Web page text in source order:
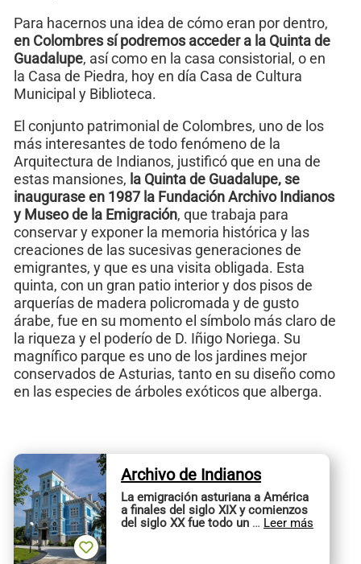
Para hacernos una idea de cómo eran por dentro,
en Colombres sí podremos acceder a la Quinta de
Guadalupe, así como en la casa consistorial, o en
la Casa de Piedra, hoy en día Casa de Cultura
Municipal y Biblioteca.
El conjunto patrimonial de Colombres, uno de los
más interesantes de todo fenómeno de la
Arquitectura de Indianos, justificó que en una de
estas mansiones, la Quinta de Guadalupe, se
inaugurase en 1987 la Fundación Archivo Indianos
y Museo de la Emigración, que trabaja para
conservar y exponer la memoria histórica y las
creaciones de las sucesivas generaciones de
emigrantes, y que es una visita obligada. Esta
quinta, con un gran patio interior y dos pisos de
arquerías de madera policromada y de gusto
árabe, fue en su momento el símbolo más claro de
la riqueza y el poderío de D. Iñigo Noriega. Su
magnífico parque es uno de los jardines mejor
conservados de Asturias, tanto en su diseño como
en las especies de árboles exóticos que alberga.
Archivo de Indianos
La emigración asturiana a América
a finales del siglo XIX y comienzos
del siglo XX fue todo un … Leer más